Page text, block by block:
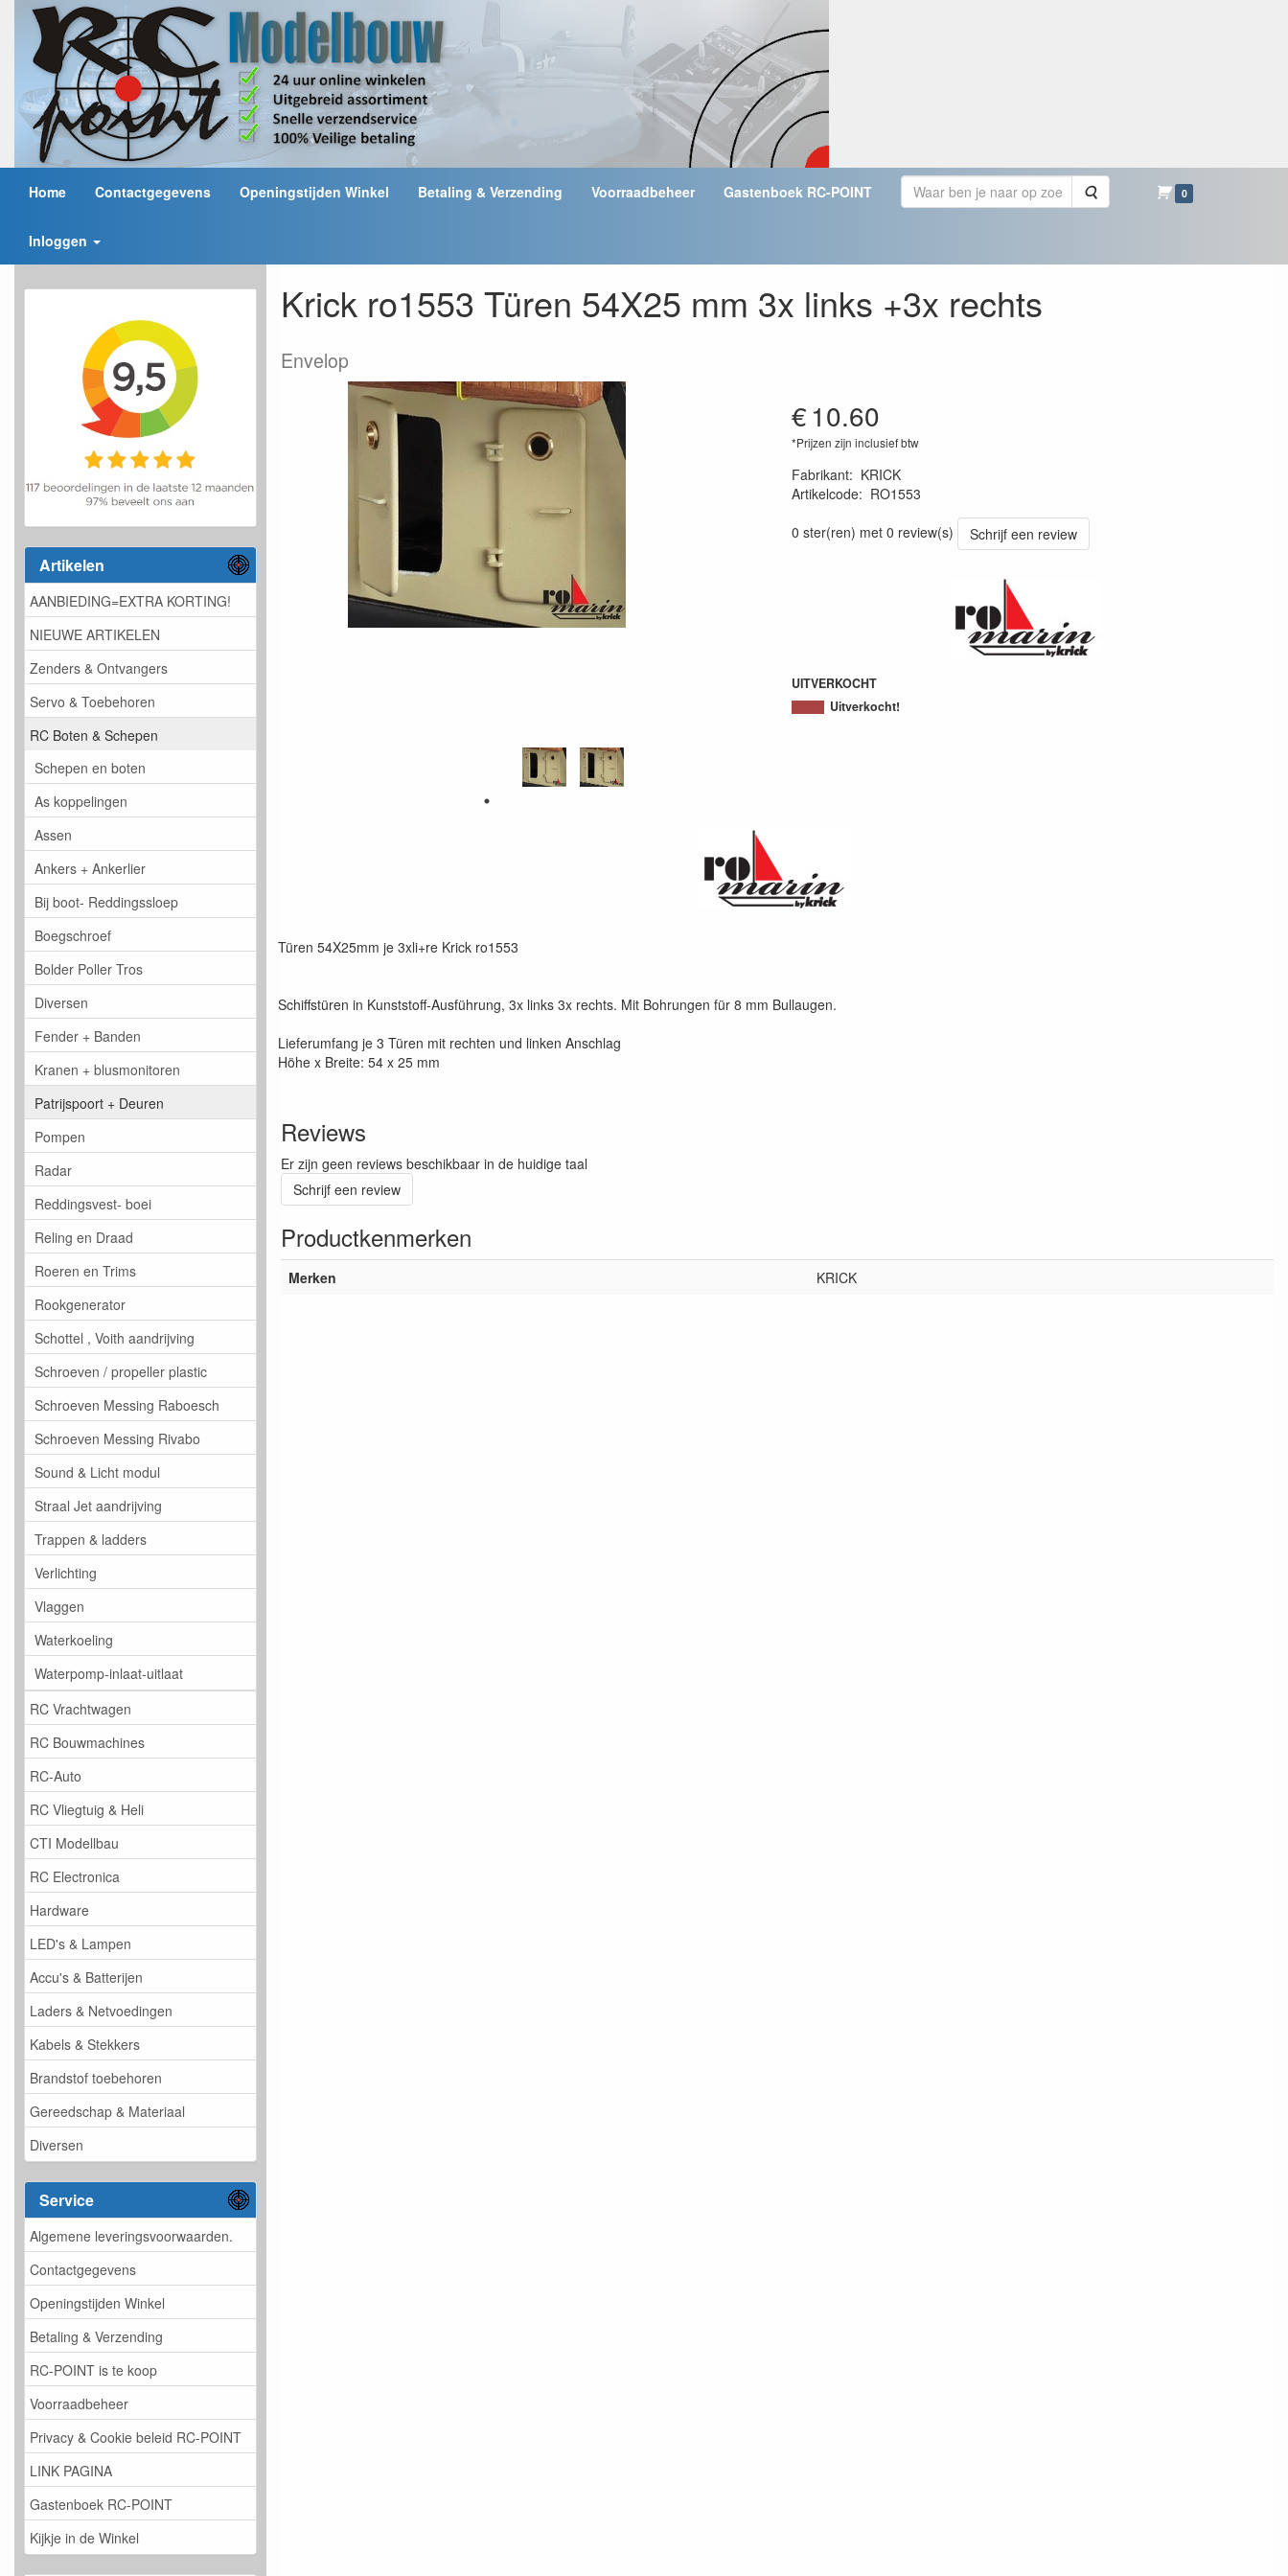
Home Contactgegevens Openingstijden Winkel Betaling & Verzending Voorraadbeheer Gastenboek RC-POINT Zoeken 0
Inloggen
Artikelen
AANBIEDING=EXTRA KORTING!
NIEUWE ARTIKELEN
Zenders & Ontvangers
Servo & Toebehoren
RC Boten & Schepen
Schepen en boten
As koppelingen
Assen
Ankers + Ankerlier
Bij boot- Reddingssloep
Boegschroef
Bolder Poller Tros
Diversen
Fender + Banden
Kranen + blusmonitoren
Patrijspoort + Deuren
Pompen
Radar
Reddingsvest- boei
Reling en Draad
Roeren en Trims
Rookgenerator
Schottel , Voith aandrijving
Schroeven / propeller plastic
Schroeven Messing Raboesch
Schroeven Messing Rivabo
Sound & Licht modul
Straal Jet aandrijving
Trappen & ladders
Verlichting
Vlaggen
Waterkoeling
Waterpomp-inlaat-uitlaat
RC Vrachtwagen
RC Bouwmachines
RC-Auto
RC Vliegtuig & Heli
CTI Modellbau
RC Electronica
Hardware
LED's & Lampen
Accu's & Batterijen
Laders & Netvoedingen
Kabels & Stekkers
Brandstof toebehoren
Gereedschap & Materiaal
Diversen
Service
Algemene leveringsvoorwaarden.
Contactgegevens
Openingstijden Winkel
Betaling & Verzending
RC-POINT is te koop
Voorraadbeheer
Privacy & Cookie beleid RC-POINT
LINK PAGINA
Gastenboek RC-POINT
Kijkje in de Winkel
Krick ro1553 Türen 54X25 mm 3x links +3x rechts
Envelop
€10.60
*Prijzen zijn inclusief btw
Fabrikant: KRICK
Artikelcode: RO1553
0 ster(ren) met 0 review(s)
Schrijf een review
UITVERKOCHT
Uitverkocht!
Türen 54X25mm je 3xli+re Krick ro1553
Schiffstüren in Kunststoff-Ausführung, 3x links 3x rechts. Mit Bohrungen für 8 mm Bullaugen.
Lieferumfang je 3 Türen mit rechten und linken Anschlag
Höhe x Breite: 54 x 25 mm
Reviews
Er zijn geen reviews beschikbaar in de huidige taal
Schrijf een review
Productkenmerken
Merken KRICK